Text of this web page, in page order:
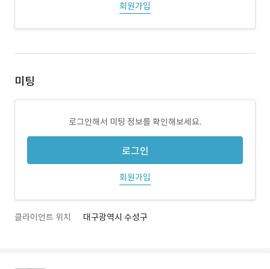
회원가입
미팅
로그인해서 미팅 정보를 확인해보세요.
로그인
회원가입
클라이언트 위치 대구광역시 수성구